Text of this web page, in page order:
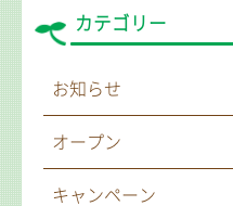
カテゴリー
お知らせ
オープン
キャンペーン